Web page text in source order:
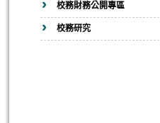
校務財務公開專區
校務研究